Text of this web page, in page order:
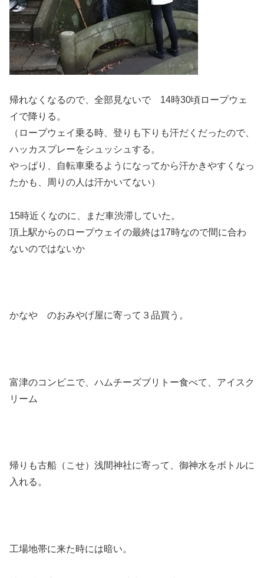
帰れなくなるので、全部見ないで 14時30頃ロープウェ
イで降りる。
（ロープウェイ乗る時、登りも下りも汗だくだったので、
ハッカスプレーをシュッシュする。
やっぱり、自転車乗るようになってから汗かきやすくなっ
たかも、周りの人は汗かいてない）
15時近くなのに、まだ車渋滞していた。
頂上駅からのロープウェイの最終は17時なので間に合わ
ないのではないか
かなや のおみやげ屋に寄って３品買う。
富津のコンビニで、ハムチーズブリトー食べて、アイスク
リーム
帰りも古船（こせ）浅間神社に寄って、御神水をボトルに
入れる。
工場地帯に来た時には暗い。